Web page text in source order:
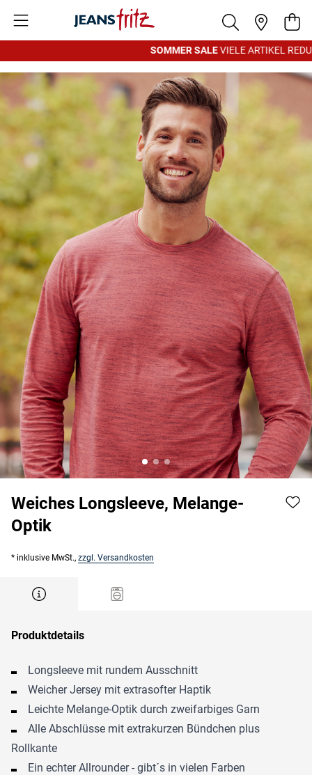
SOMMER SALEVIELE ARTIKEL
Weiches Longsleeve, Melange-
Optik
* inklusive MwSt., zzgl. Versandkosten
Produktdetails
Longsleeve mit rundem Ausschnitt
Weicher Jersey mit extrasofter Haptik
Leichte Melange-Optik durch zweifarbiges Garn
Alle Abschlüsse mit extrakurzen Bündchen plus
Rollkante
Ein echter Allrounder - gibt´s in vielen Farben